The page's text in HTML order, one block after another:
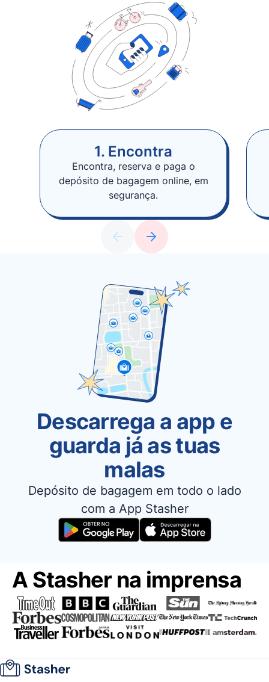
1. Encontra
Encontra, reserva e paga o
depósito de bagagem online, em
segurança.
Descarrega a app e
guarda já as tuas
malas
Depósito de bagagem em todo o lado
com a App Stasher
A Stasher na imprensa